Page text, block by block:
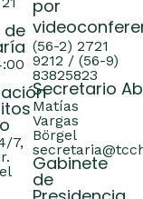
de
7,
por
(56-2) 2721
9212 / (56-9)
83825823
Secretario
Matías
Vargas
Börgel
Gabinete
de